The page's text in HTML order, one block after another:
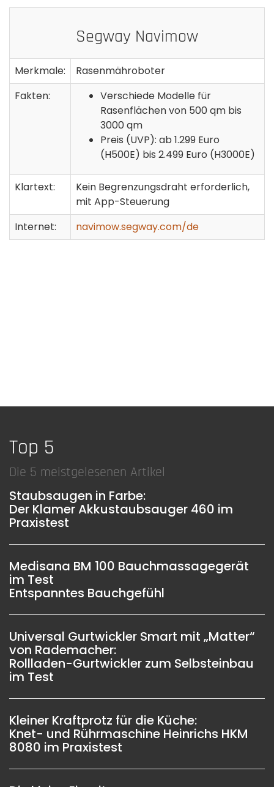
Segway Navimow
Merkmale:
Rasenmähroboter
Fakten:
Verschiede Modelle für
Rasenflächen von 500 qm bis
3000 qm
Preis (UVP): ab 1.299 Euro
(H500E) bis 2.499 Euro (H3000E)
Klartext:
Kein Begrenzungsdraht erforderlich,
mit App-Steuerung
Internet:
navimow.segway.com/de
Top 5
Die 5 meistgelesenen Artikel
Staubsaugen in Farbe:
Der Klamer Akkustaubsauger 460 im
Praxistest
Medisana BM 100 Bauchmassagegerät
im Test
Entspanntes Bauchgefühl
Universal Gurtwickler Smart mit „Matter“
von Rademacher:
Rollladen-Gurtwickler zum Selbsteinbau
im Test
Kleiner Kraftprotz für die Küche:
Knet- und Rührmaschine Heinrichs HKM
8080 im Praxistest